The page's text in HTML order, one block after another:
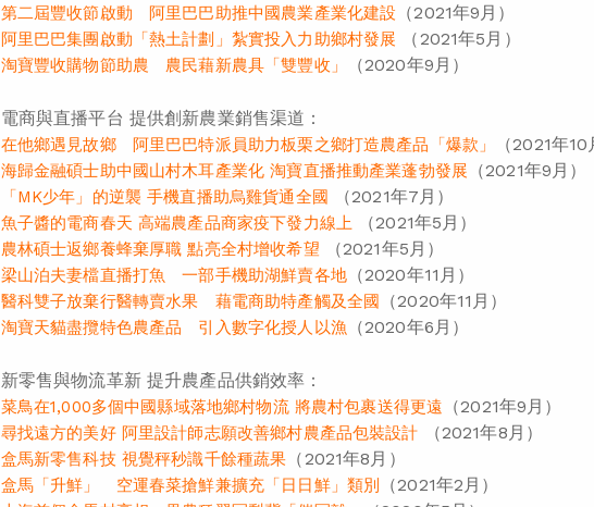
第二屆豐收節啟動 阿里巴巴助推中國農業產業化建設 （2021年9月）
阿里巴巴集團啟動「熱土計劃」紮實投入力助鄉村發展 （2021年5月）
淘寶豐收購物節助農 農民藉新農具「雙豐收」 （2020年9月）
電商與直播平台 提供創新農業銷售渠道：
在他鄉遇見故鄉 阿里巴巴特派員助力板栗之鄉打造農產品「爆款」 （2021年
海歸金融碩士助中國山村木耳產業化 淘寶直播推動產業蓬勃發展 （2021年9月）
「MK少年」的逆襲 手機直播助烏雞貨通全國 （2021年7月）
魚子醬的電商春天 高端農產品商家疫下發力線上 （2021年5月）
農林碩士返鄉養蜂棄厚職 點亮全村增收希望 （2021年5月）
梁山泊夫妻檔直播打魚 一部手機助湖鮮賣各地（2020年11月）
醫科雙子放棄行醫轉賣水果 藉電商助特產觸及全國 （2020年11月）
淘寶天貓盡攬特色農產品 引入數字化授人以漁 （2020年6月）
新零售與物流革新 提升農產品供銷效率：
菜鳥在1,000多個中國縣域落地鄉村物流 將農村包裹送得更遠 （2021年9月）
尋找遠方的美好 阿里設計師志願改善鄉村農產品包裝設計 （2021年8月）
盒馬新零售科技 視覺秤秒識千餘種蔬果 （2021年8月）
盒馬「升鮮」 空運春菜搶鮮兼擴充「日日鮮」類別 （2021年2月）